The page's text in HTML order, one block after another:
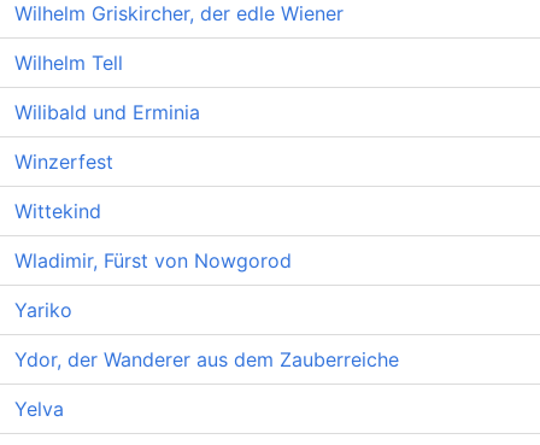
Wilhelm Griskircher, der edle Wiener
Wilhelm Tell
Wilibald und Erminia
Winzerfest
Wittekind
Wladimir, Fürst von Nowgorod
Yariko
Ydor, der Wanderer aus dem Zauberreiche
Yelva